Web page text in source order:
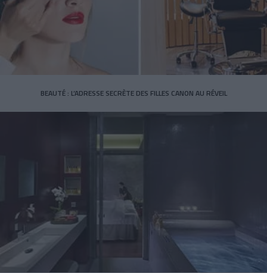
BEAUTÉ : L’ADRESSE SECRÈTE DES FILLES CANON AU RÉVEIL